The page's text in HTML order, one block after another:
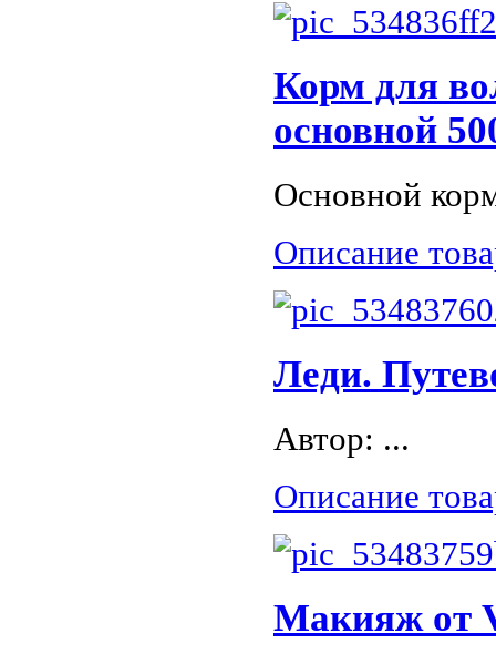
Корм для
основной
Основной
Описание
Леди.
Автор: ...
Описание
Макияж от